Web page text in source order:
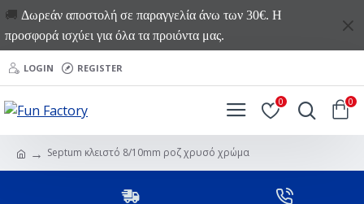
🚚 Δωρεάν αποστολή σε παραγγελία άνω των 30€. Η
προσφορά ισχύει για όλα τα προιόντα μας.
LOGIN REGISTER
0 0
Septum κλειστό 8/10mm ροζ χρυσό χρώμα